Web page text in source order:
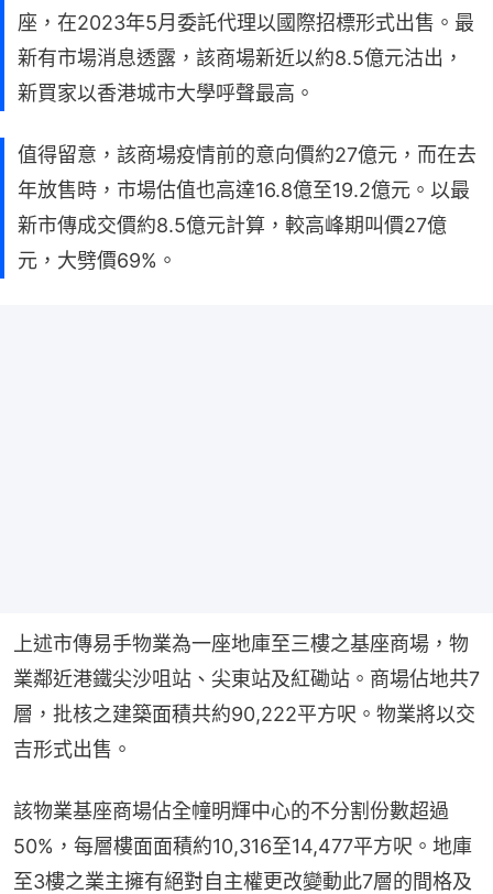
座，在2023年5月委託代理以國際招標形式出售。最
新有市場消息透露，該商場新近以約8.5億元沽出，
新買家以香港城市大學呼聲最高。
值得留意，該商場疫情前的意向價約27億元，而在去
年放售時，市場估值也高達16.8億至19.2億元。以最
新市傳成交價約8.5億元計算，較高峰期叫價27億
元，大劈價69%。
上述市傳易手物業為一座地庫至三樓之基座商場，物
業鄰近港鐵尖沙咀站、尖東站及紅磡站。商場佔地共7
層，批核之建築面積共約90,222平方呎。物業將以交
吉形式出售。
該物業基座商場佔全幢明輝中心的不分割份數超過
50%，每層樓面面積約10,316至14,477平方呎。地庫
至3樓之業主擁有絕對自主權更改變動此7層的間格及